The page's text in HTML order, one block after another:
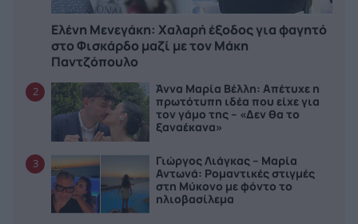
Ελένη Μενεγάκη: Χαλαρή έξοδος για φαγητό
στο Φισκάρδο μαζί με τον Μάκη
Παντζόπουλο
2
Άννα Μαρία Βέλλη: Απέτυχε η
πρωτότυπη ιδέα που είχε για
τον γάμο της – «Δεν θα το
ξαναέκανα»
3
Γιώργος Λιάγκας – Μαρία
Αντωνά: Ρομαντικές στιγμές
στη Μύκονο με φόντο το
ηλιοβασίλεμα